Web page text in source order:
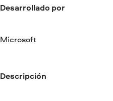
Desarrollado por
Microsoft
Descripción